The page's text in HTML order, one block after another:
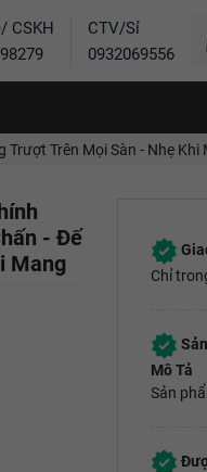
CSKH
CTV/Sỉ
0932069556
Trên Mọi Sàn - Nhẹ Khi
- Đế
Mang
Chỉ
Mô Tả
Sản